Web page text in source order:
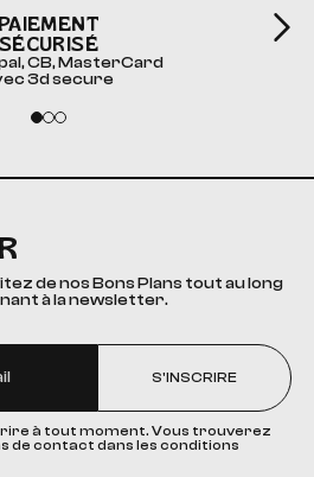
PAIEMENT
SÉCURISÉ
CB, MasterCard
3d secure
de nos Bons Plans tout au long
à la newsletter.
S'INSCRIRE
à tout moment. Vous trouverez
de contact dans les conditions